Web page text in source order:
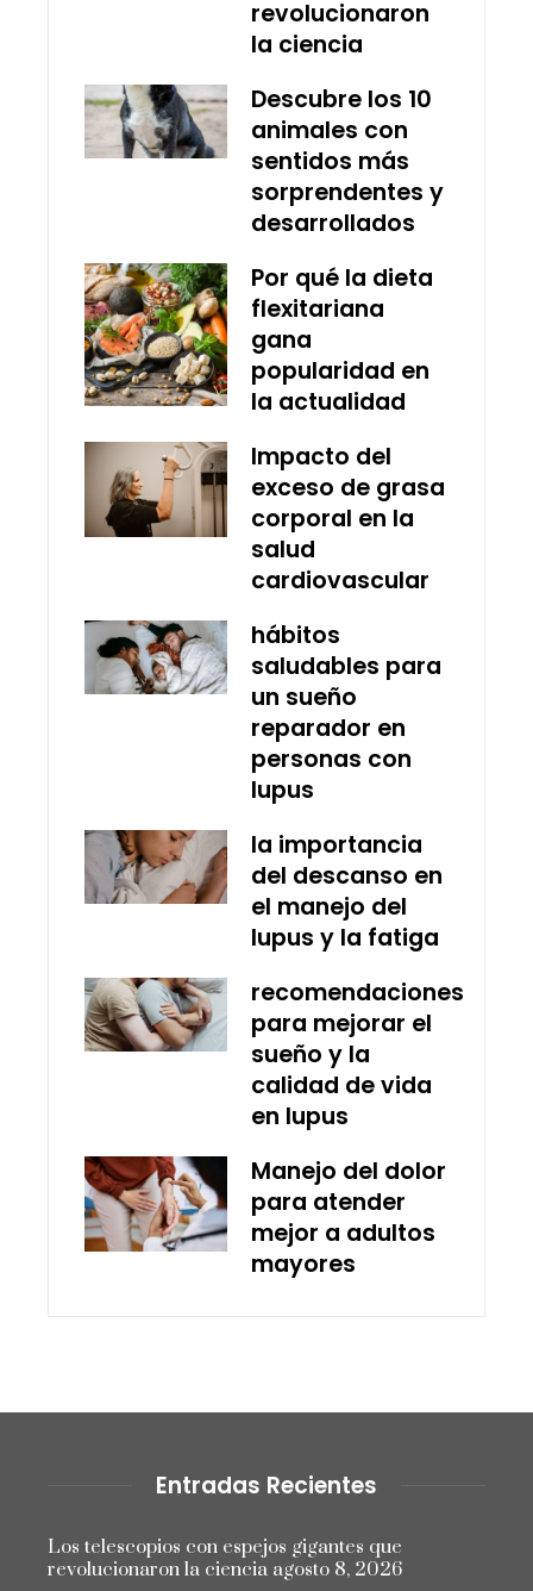
revolucionaron
la ciencia
Descubre los 10
animales con
sentidos más
sorprendentes y
desarrollados
Por qué la dieta
flexitariana
gana
popularidad en
la actualidad
Impacto del
exceso de grasa
corporal en la
salud
cardiovascular
hábitos
saludables para
un sueño
reparador en
personas con
lupus
la importancia
del descanso en
el manejo del
lupus y la fatiga
recomendaciones
para mejorar el
sueño y la
calidad de vida
en lupus
Manejo del dolor
para atender
mejor a adultos
mayores
Entradas Recientes
Los telescopios con espejos gigantes que
revolucionaron la ciencia agosto 8, 2026